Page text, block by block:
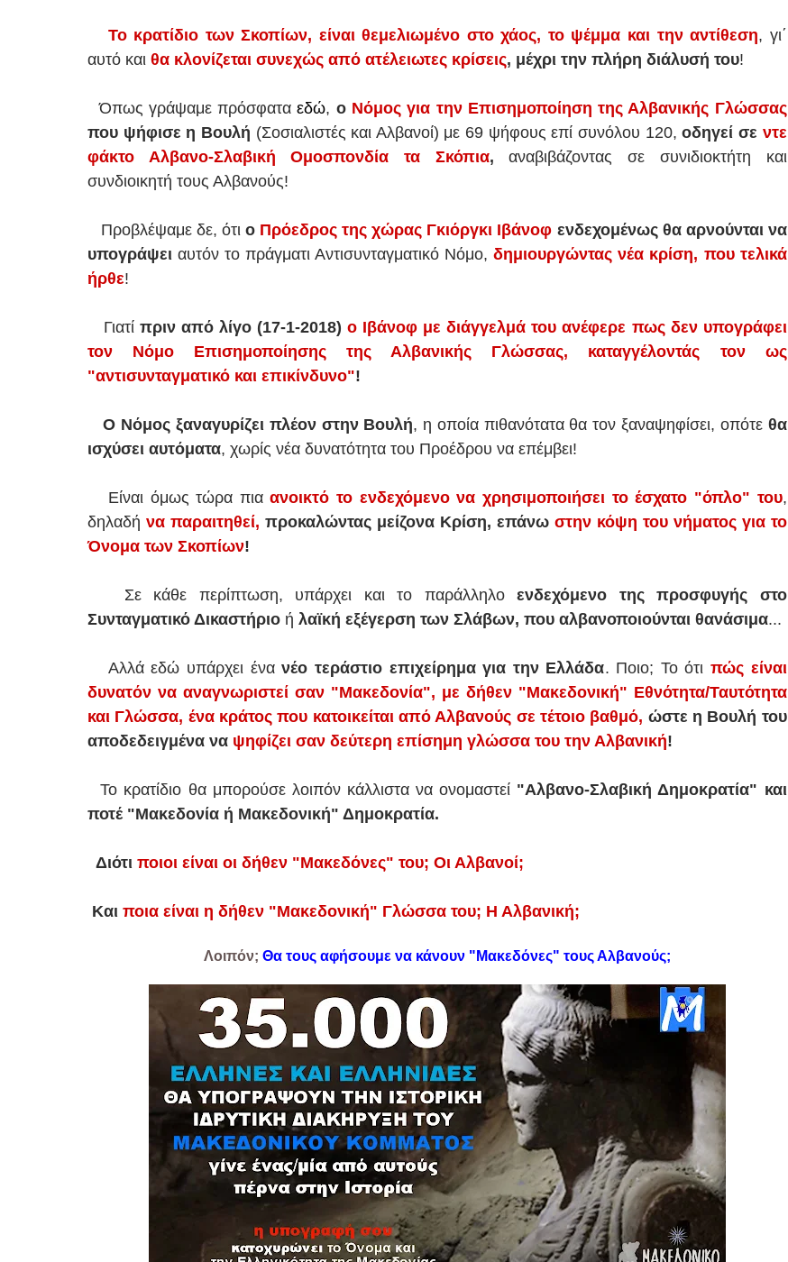
Το κρατίδιο των Σκοπίων, είναι θεμελιωμένο στο χάος, το ψέμμα και την αντίθεση, γι΄
αυτό και θα κλονίζεται συνεχώς από ατέλειωτες κρίσεις, μέχρι την πλήρη διάλυσή του!
Όπως γράψαμε πρόσφαταεδώ, ο Νόμος για την Επισημοποίηση της Αλβανικής Γλώσσας
που ψήφισε η Βουλή (Σοσιαλιστές και Αλβανοί) με 69 ψήφους επί συνόλου 120, οδηγεί σε ντε
φάκτο Αλβανο-Σλαβική Ομοσπονδία τα Σκόπια, αναβιβάζοντας σε συνιδιοκτήτη και
συνδιοικητή τους Αλβανούς!
Προβλέψαμε δε, ότιο Πρόεδρος της χώρας Γκιόργκι Ιβάνοφ ενδεχομένως θα αρνούνται να
υπογράψειαυτόν το πράγματι Αντισυνταγματικό Νόμο,δημιουργώντας νέα κρίση, που τελικά
ήρθε!
Γιατί πριν από λίγο (17-1-2018)ο Ιβάνοφ με διάγγελμά του ανέφερε πως δεν υπογράφει
τον Νόμο Επισημοποίησης της Αλβανικής Γλώσσας, καταγγέλοντάς τον ως
"αντισυνταγματικό και επικίνδυνο"!
Ο Νόμος ξαναγυρίζει πλέον στην Βουλή, η οποία πιθανότατα θα τον ξαναψηφίσει, οπότε θα
ισχύσει αυτόματα, χωρίς νέα δυνατότητα του Προέδρου να επέμβει!
Είναι όμως τώρα πιαανοικτό το ενδεχόμενο να χρησιμοποιήσει το έσχατο "όπλο" του,
δηλαδή να παραιτηθεί, προκαλώντας μείζονα Κρίση, επάνω στην κόψη του νήματος για το
Όνομα των Σκοπίων!
Σε κάθε περίπτωση, υπάρχει και το παράλληλοενδεχόμενο της προσφυγής στο
Συνταγματικό Δικαστήριο ή λαϊκή εξέγερση των Σλάβων, που αλβανοποιούνται θανάσιμα...
Αλλά εδώ υπάρχει ένανέο τεράστιο επιχείρημα για την Ελλάδα. Ποιο; Το ότι πώς είναι
δυνατόν να αναγνωριστεί σαν "Μακεδονία", με δήθεν "Μακεδονική" Εθνότητα/Ταυτότητα
και Γλώσσα, ένα κράτος που κατοικείται από Αλβανούς σε τέτοιο βαθμό, ώστε η Βουλή του
αποδεδειγμένα να ψηφίζει σαν δεύτερη επίσημη γλώσσα του την Αλβανική!
Το κρατίδιο θα μπορούσε λοιπόν κάλλιστα να ονομαστεί "Αλβανο-Σλαβική Δημοκρατία" και
ποτέ "Μακεδονία ή Μακεδονική" Δημοκρατία.
Διότι ποιοι είναι οι δήθεν "Μακεδόνες" του; Οι Αλβανοί;
Και ποια είναι η δήθεν "Μακεδονική" Γλώσσα του; Η Αλβανική;
Λοιπόν; Θα τους αφήσουμε να κάνουν "Μακεδόνες" τους Αλβανούς;